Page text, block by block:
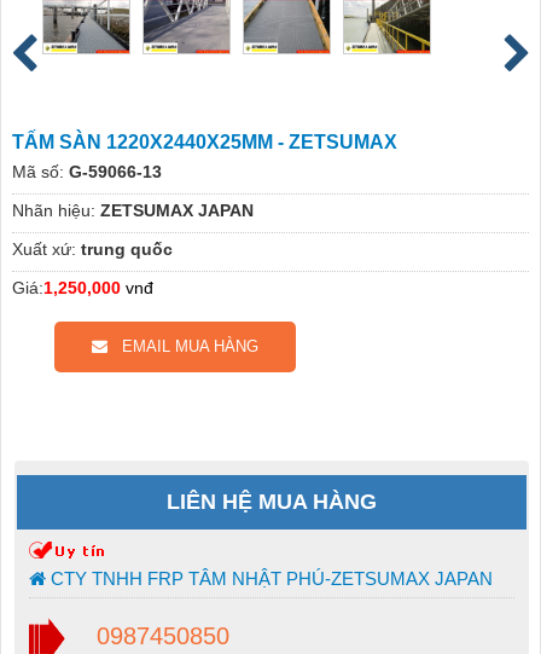
TẤM SÀN 1220X2440X25MM - ZETSUMAX
Mã số: G-59066-13
Nhãn hiệu: ZETSUMAX JAPAN
Xuất xứ: trung quốc
Giá:1,250,000 vnđ
EMAIL MUA HÀNG
LIÊN HỆ MUA HÀNG
CTY TNHH FRP TÂM NHẬT PHÚ-ZETSUMAX JAPAN
0987450850